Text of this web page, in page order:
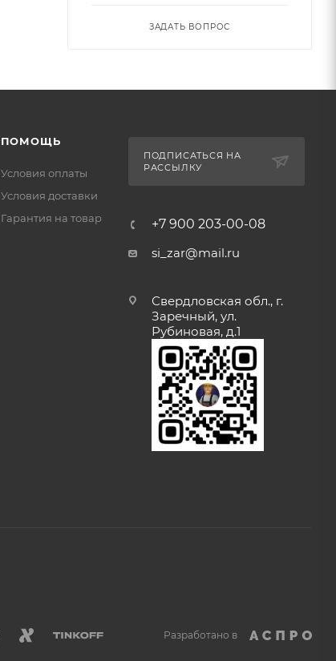
ЗАДАТЬ ВОПРОС
ПОМОЩЬ
Условия оплаты
Условия доставки
Гарантия на товар
ПОДПИСАТЬСЯ НА
РАССЫЛКУ
+7 900 203-00-08
si_zar@mail.ru
Свердловская обл., г.
Заречный, ул.
Рубиновая, д.1
Разработано в